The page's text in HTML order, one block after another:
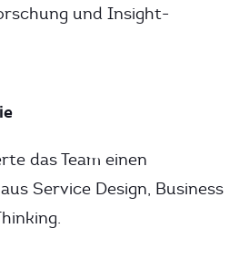
und Insight-
das Team einen
Service Design, Business